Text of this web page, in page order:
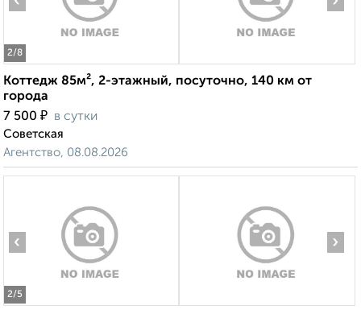
2/8
Коттедж 85м², 2-этажный, посуточно, 140 км от
города
7 500 ₽ в сутки
Советская
Агентство, 08.08.2026
2/5
‹ ›